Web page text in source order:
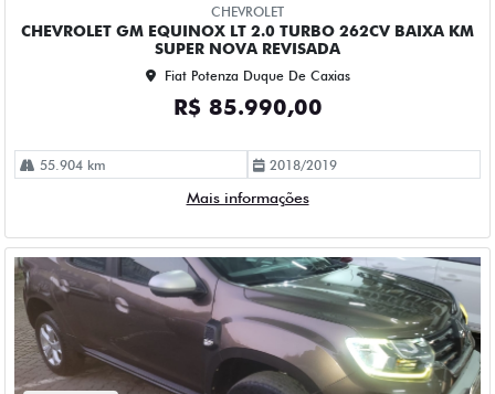
CHEVROLET
CHEVROLET GM EQUINOX LT 2.0 TURBO 262CV BAIXA KM
SUPER NOVA REVISADA
Fiat Potenza Duque De Caxias
R$ 85.990,00
55.904 km 2018/2019
Mais informações